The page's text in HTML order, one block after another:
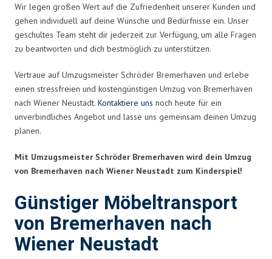
Wir legen großen Wert auf die Zufriedenheit unserer Kunden und
gehen individuell auf deine Wünsche und Bedürfnisse ein. Unser
geschultes Team steht dir jederzeit zur Verfügung, um alle Fragen
zu beantworten und dich bestmöglich zu unterstützen.
Vertraue auf Umzugsmeister Schröder Bremerhaven und erlebe
einen stressfreien und kostengünstigen Umzug von Bremerhaven
nach Wiener Neustadt. Kontaktiere uns noch heute für ein
unverbindliches Angebot und lasse uns gemeinsam deinen Umzug
planen.
Mit Umzugsmeister Schröder Bremerhaven wird dein Umzug
von Bremerhaven nach Wiener Neustadt zum Kinderspiel!
Günstiger Möbeltransport
von Bremerhaven nach
Wiener Neustadt